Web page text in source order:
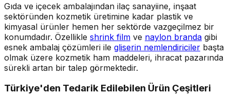
Gıda ve içecek ambalajından ilaç sanayiine, inşaat
sektöründen kozmetik üretimine kadar plastik ve
kimyasal ürünler hemen her sektörde vazgeçilmez bir
konumdadır. Özellikle shrink film ve naylon branda gibi
esnek ambalaj çözümleri ile gliserin nemlendiriciler başta
olmak üzere kozmetik ham maddeleri, ihracat pazarında
sürekli artan bir talep görmektedir.
Türkiye'den Tedarik Edilebilen Ürün Çeşitleri